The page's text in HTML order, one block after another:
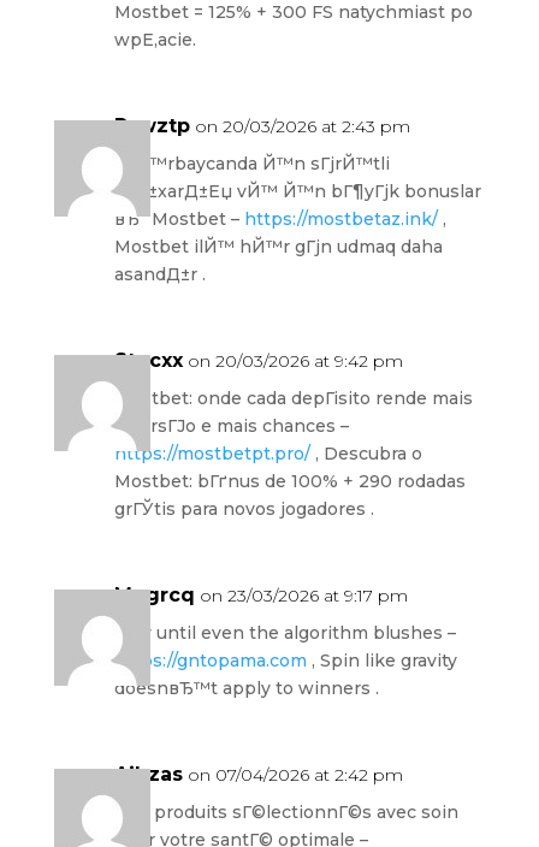
Mostbet = 125% + 300 FS natychmiast po
wpЕ‚acie.
Rswztp on 20/03/2026 at 2:43 pm
AzЙ™rbaycanda Й™n sГјrЙ™tli
Г§Д±xarД±Еџ vЙ™ Й™n bГ¶yГјk bonuslar
вЂ” Mostbet – https://mostbetaz.ink/,
Mostbet ilЙ™ hЙ™r gГјn udmaq daha
asandД±r .
Stucxx on 20/03/2026 at 9:42 pm
Mostbet: onde cada depГіsito rende mais
diversГЈo e mais chances –
https://mostbetpt.pro/, Descubra o
Mostbet: bГґnus de 100% + 290 rodadas
grГЎtis para novos jogadores .
Mpgrcq on 23/03/2026 at 9:17 pm
Play until even the algorithm blushes –
https://gntopama.com , Spin like gravity
doesnвЂ™t apply to winners .
Aibzas on 07/04/2026 at 2:42 pm
Des produits sГ©lectionnГ©s avec soin
pour votre santГ© optimale –